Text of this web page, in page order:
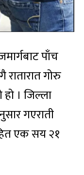
पाँच
रातारात गोरु
। जिल्ला
गएराती
एक सय २१